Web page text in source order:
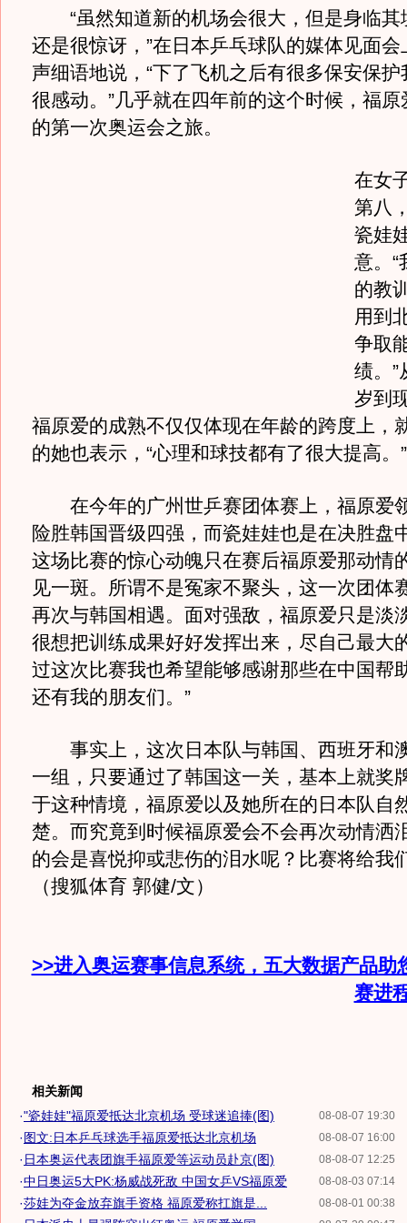
“虽然知道新的机场会很大，但是身临其
还是很惊讶，”在日本乒乓球队的媒体见面
声细语地说，“下了飞机之后有很多保安保
很感动。”几乎就在四年前的这个时候，福
的第一次奥运会之旅。
在女
第八
瓷娃
意。“
的教
用到
争取
绩。”
岁到
福原爱的成熟不仅仅体现在年龄的跨度上，
的她也表示，“心理和球技都有了很大提高。”
在今年的广州世乒赛团体赛上，福原爱
险胜韩国晋级四强，而瓷娃娃也是在决胜盘
这场比赛的惊心动魄只在赛后福原爱那动情
见一斑。所谓不是冤家不聚头，这一次团体
再次与韩国相遇。面对强敌，福原爱只是淡
很想把训练成果好好发挥出来，尽自己最大
过这次比赛我也希望能够感谢那些在中国帮
还有我的朋友们。”
事实上，这次日本队与韩国、西班牙和
一组，只要通过了韩国这一关，基本上就奖
于这种情境，福原爱以及她所在的日本队自
楚。而究竟到时候福原爱会不会再次动情洒
的会是喜悦抑或悲伤的泪水呢？比赛将给我
（搜狐体育 郭健/文）
>>进入奥运赛事信息系统，五大数据产品助
赛进
相关新闻
08-08-07 19:30
·"瓷娃娃"福原爱抵达北京机场 受球迷追捧(图)
08-08-07 16:00
·图文:日本乒乓球选手福原爱抵达北京机场
08-08-07 12:25
· 日本奥运代表团旗手福原爱等运动员赴京(图)
08-08-03 07:14
·中日奥运5大PK:杨威战死敌 中国女乒VS福原爱
08-08-01 00:38
·莎娃为夺金放弃旗手资格 福原爱称扛旗是...